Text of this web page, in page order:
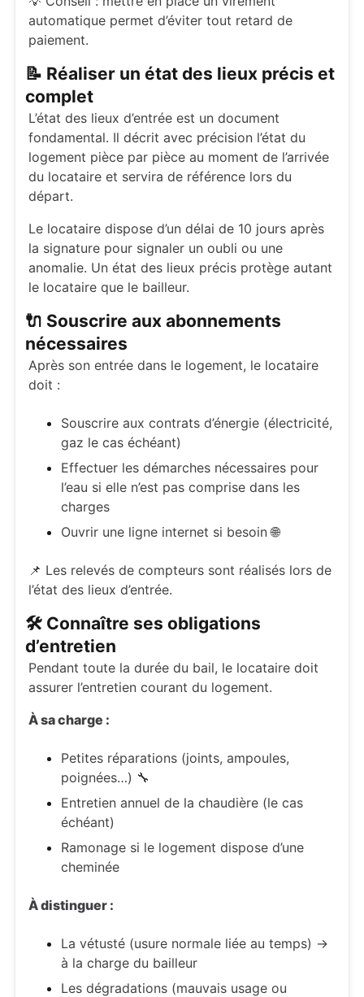
automatique permet d’éviter tout retard de
paiement.
📝 Réaliser un état des lieux précis et
complet
L’état des lieux d’entrée est un document
fondamental. Il décrit avec précision l’état du
logement pièce par pièce au moment de l’arrivée
du locataire et servira de référence lors du
départ.
Le locataire dispose d’un délai de 10 jours après
la signature pour signaler un oubli ou une
anomalie. Un état des lieux précis protège autant
le locataire que le bailleur.
🔌 Souscrire aux abonnements
nécessaires
Après son entrée dans le logement, le locataire
doit :
Souscrire aux contrats d’énergie (électricité,
gaz le cas échéant)
Effectuer les démarches nécessaires pour
l’eau si elle n’est pas comprise dans les
charges
Ouvrir une ligne internet si besoin 🌐
📌 Les relevés de compteurs sont réalisés lors de
l’état des lieux d’entrée.
🛠️ Connaître ses obligations
d’entretien
Pendant toute la durée du bail, le locataire doit
assurer l’entretien courant du logement.
À sa charge :
Petites réparations (joints, ampoules,
poignées…) 🔧
Entretien annuel de la chaudière (le cas
échéant)
Ramonage si le logement dispose d’une
cheminée
À distinguer :
La vétusté (usure normale liée au temps) →
à la charge du bailleur
Les dégradations (mauvais usage ou